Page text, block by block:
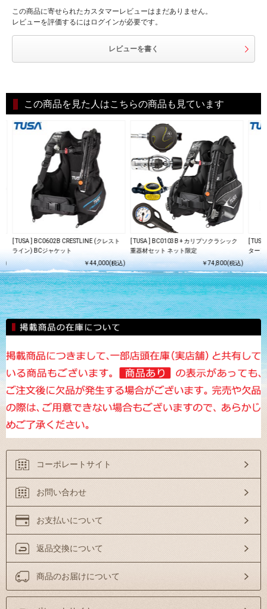
この商品に寄せられたカスタマーレビューはまだありません。
レビューを評価するにはログインが必要です。
レビューを書く
この商品を見た人はこちらの商品も見ています
)
[ TUSA ] BC0602B CRESTLINE (クレスト
ライン) BCジャケット
￥44,000(税込)
[ TUSA ] BC0103B + カリプソクラシック
重器材セット ネット限定
￥74,800(税込)
[
ター）
コーポレートサイト
お問い合わせ
お支払いについて
返品交換について
商品のお届けについて